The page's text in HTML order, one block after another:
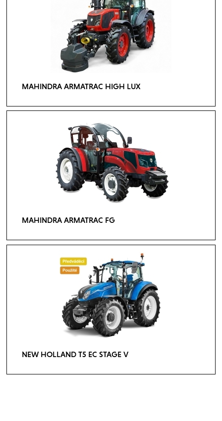
MAHINDRA ARMATRAC HIGH LUX
MAHINDRA ARMATRAC FG
NEW HOLLAND T5 EC STAGE V